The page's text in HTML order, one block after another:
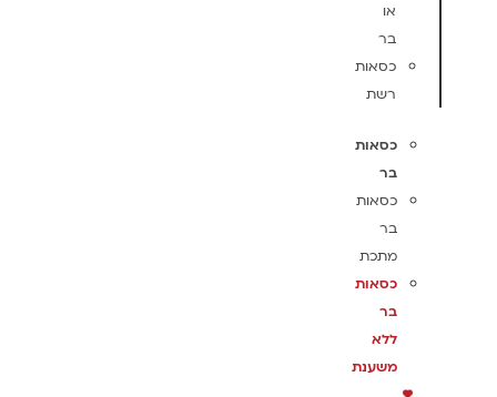
או
בר
כסאות
רשת
כסאות
בר
כסאות
בר
מתכת
כסאות
בר
ללא
משענת